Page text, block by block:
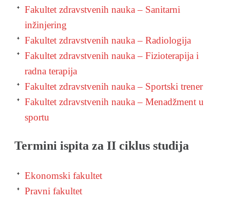
Fakultet zdravstvenih nauka – Sanitarni
inžinjering
Fakultet zdravstvenih nauka – Radiologija
Fakultet zdravstvenih nauka – Fizioterapija i
radna terapija
Fakultet zdravstvenih nauka – Sportski trener
Fakultet zdravstvenih nauka – Menadžment u
sportu
Termini ispita za II ciklus studija
Ekonomski fakultet
Pravni fakultet